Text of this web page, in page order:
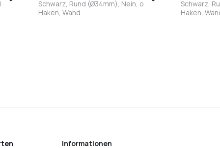
Schwarz, Rund (Ø34mm), Nein, ohne
Haken, Wand
Schwarz,
Haken,
Informationen